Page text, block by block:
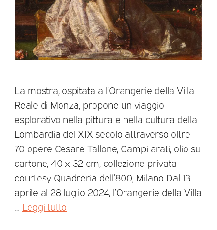
La mostra, ospitata a l’Orangerie della Villa
Reale di Monza, propone un viaggio
esplorativo nella pittura e nella cultura della
Lombardia del XIX secolo attraverso oltre
70 opere Cesare Tallone, Campi arati, olio su
cartone, 40 x 32 cm, collezione privata
courtesy Quadreria dell’800, Milano Dal 13
aprile al 28 luglio 2024, l’Orangerie della Villa
… Leggi tutto